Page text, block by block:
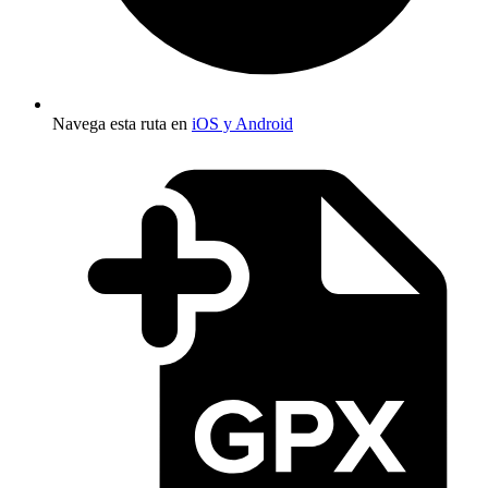
Navega esta ruta en iOS y Android